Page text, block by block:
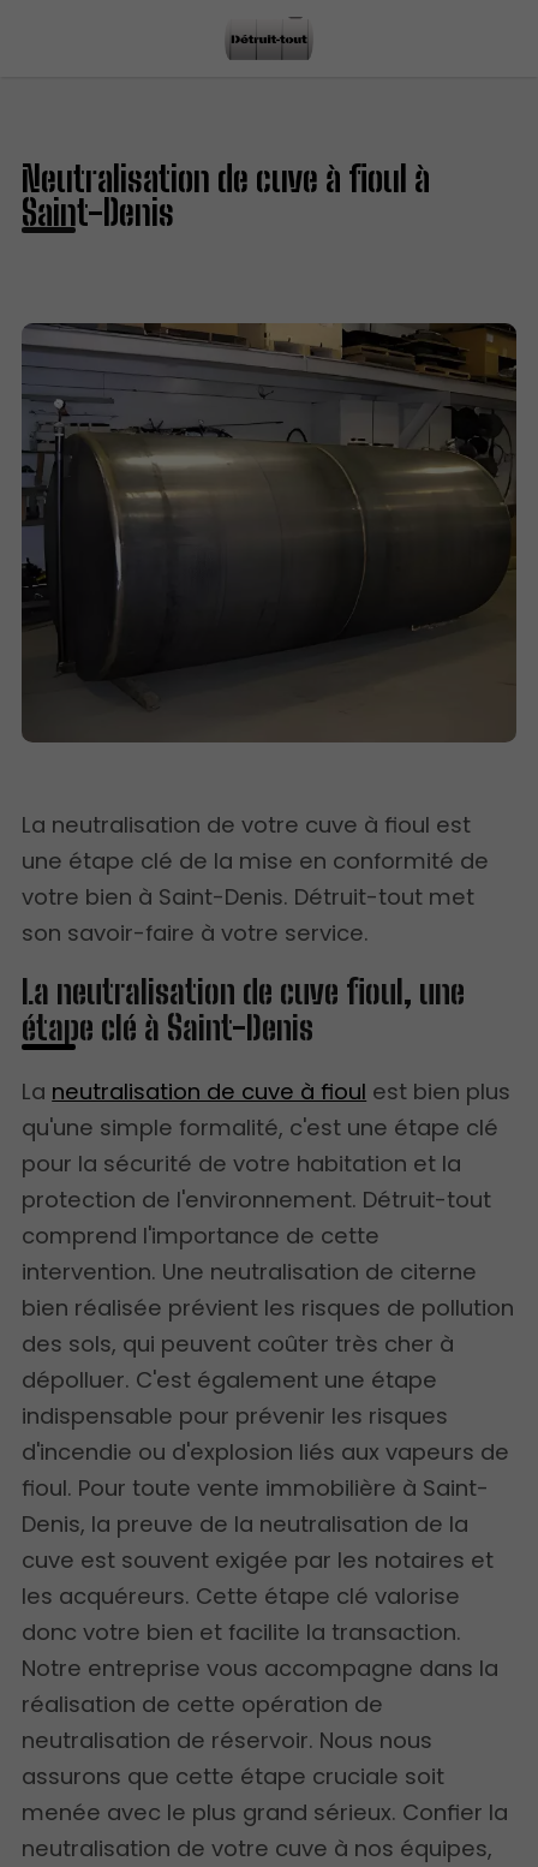
Neutralisation de cuve à fioul à
Saint-Denis
La neutralisation de votre cuve à fioul est
une étape clé de la mise en conformité de
votre bien à Saint-Denis. Détruit-tout met
son savoir-faire à votre service.
La neutralisation de cuve fioul, une
étape clé à Saint-Denis
La neutralisation de cuve à fioul est bien plus
qu'une simple formalité, c'est une étape clé
pour la sécurité de votre habitation et la
protection de l'environnement. Détruit-tout
comprend l'importance de cette
intervention. Une neutralisation de citerne
bien réalisée prévient les risques de pollution
des sols, qui peuvent coûter très cher à
dépolluer. C'est également une étape
indispensable pour prévenir les risques
d'incendie ou d'explosion liés aux vapeurs de
fioul. Pour toute vente immobilière à Saint-
Denis, la preuve de la neutralisation de la
cuve est souvent exigée par les notaires et
les acquéreurs. Cette étape clé valorise
donc votre bien et facilite la transaction.
Notre entreprise vous accompagne dans la
réalisation de cette opération de
neutralisation de réservoir. Nous nous
assurons que cette étape cruciale soit
menée avec le plus grand sérieux. Confier la
neutralisation de votre cuve à nos équipes,